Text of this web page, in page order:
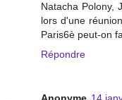
Natacha Polony,
lors d'une
Paris6è peut-on
Répondre